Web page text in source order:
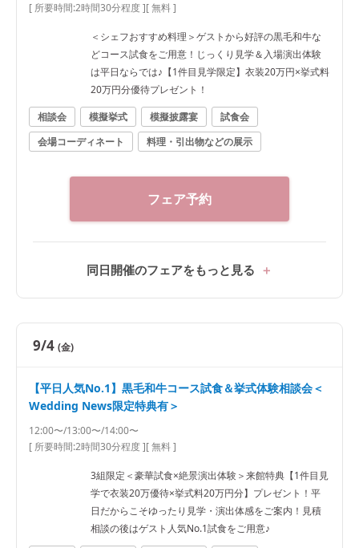
[ 所要時間:2時間30分程度][ 無料 ]
＜シェフおすすめ料理＞ゲストから好評の黒毛和牛な
どコース試食をご用意！じっくり見学＆入場演出体験
は平日ならでは♪【1件目見学限定】衣装20万円×挙式料
20万円分優待プレゼント！
相談会
模擬挙式 模擬披露宴
試食会
会場コーディネート
料理・引出物などの展示
フェア予約
同日開催のフェアをもっと見る
9/4 (金)
【平日人気No.1】黒毛和牛コース試食＆挙式体験相談会＜
Wedding News限定特典有＞
12:00〜/13:00〜/14:00〜
[ 所要時間:2時間30分程度][ 無料 ]
3組限定＜豪華試食×絶景演出体験＞来館特典【1件目見
学で衣装20万優待×挙式料20万円分】プレゼント！平
日だからこそゆったり見学・演出体感をご案内！見積
相談の後はゲスト人気No.1試食をご用意♪